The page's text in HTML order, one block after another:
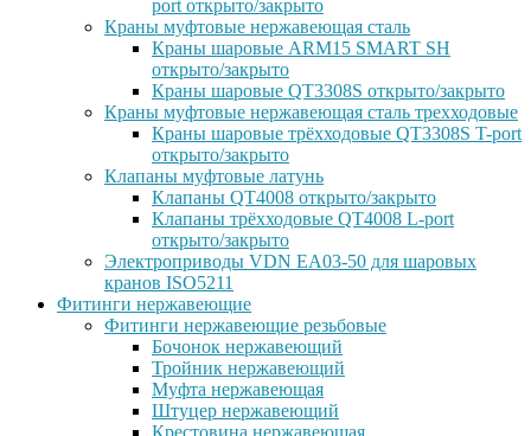
port открыто/закрыто
Краны муфтовые нержавеющая сталь
Краны шаровые ARM15 SMART SH
открыто/закрыто
Краны шаровые QT3308S открыто/закрыто
Краны муфтовые нержавеющая сталь трехходовые
Краны шаровые трёхходовые QT3308S T-port
открыто/закрыто
Клапаны муфтовые латунь
Клапаны QT4008 открыто/закрыто
Клапаны трёхходовые QT4008 L-port
открыто/закрыто
Электроприводы VDN EA03-50 для шаровых
кранов ISO5211
Фитинги нержавеющие
Фитинги нержавеющие резьбовые
Бочонок нержавеющий
Тройник нержавеющий
Муфта нержавеющая
Штуцер нержавеющий
Крестовина нержавеющая